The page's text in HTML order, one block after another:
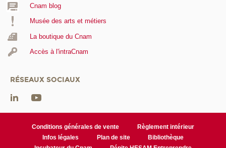
Cnam blog
Musée des arts et métiers
La boutique du Cnam
Accès à l'intraCnam
RÉSEAUX SOCIAUX
Conditions générales de vente
Règlement intérieur
Infos légales
Plan de site
Bibliothèque